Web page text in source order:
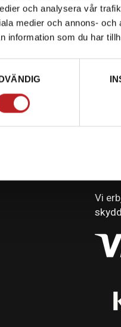
och analysera vår
medier och annons-
information som du har
Vi